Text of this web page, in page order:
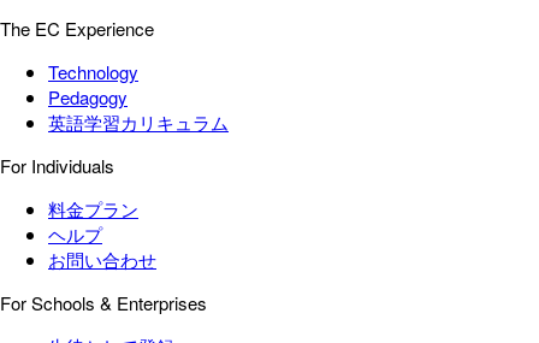
The EC Experience
Technology
Pedagogy
英語学習カリキュラム
For Individuals
料金プラン
ヘルプ
お問い合わせ
For Schools & Enterprises